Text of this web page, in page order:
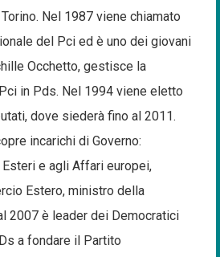
Nel 1987 viene chiamato
del Pci ed è uno dei giovani
Occhetto, gestisce la
in Pds. Nel 1994 viene eletto
dove siederà fino al 2011.
incarichi di Governo:
e agli Affari europei,
Estero, ministro della
2007 è leader dei Democratici
a fondare il Partito